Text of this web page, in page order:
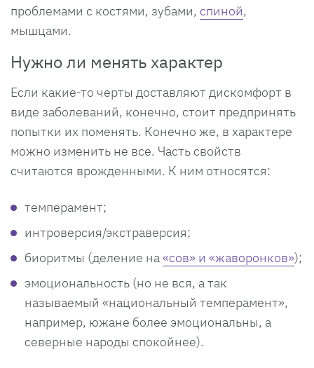
проблемами с костями, зубами, спиной,
мышцами.
Нужно ли менять характер
Если какие-то черты доставляют дискомфорт в
виде заболеваний, конечно, стоит предпринять
попытки их поменять. Конечно же, в характере
можно изменить не все. Часть свойств
считаются врожденными. К ним относятся:
темперамент;
интроверсия/экстраверсия;
биоритмы (деление на«сов» и «жаворонков»);
эмоциональность (но не вся, а так
называемый «национальный темперамент»,
например, южане более эмоциональны, а
северные народы спокойнее).